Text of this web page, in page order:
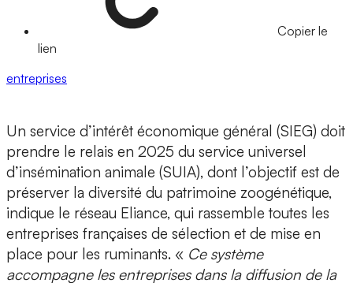
Copier le
lien
entreprises
Un service d’intérêt économique général (SIEG) doit
prendre le relais en 2025 du service universel
d’insémination animale (SUIA), dont l’objectif est de
préserver la diversité du patrimoine zoogénétique,
indique le réseau Eliance, qui rassemble toutes les
entreprises françaises de sélection et de mise en
place pour les ruminants. « Ce système
accompagne les entreprises dans la diffusion de la